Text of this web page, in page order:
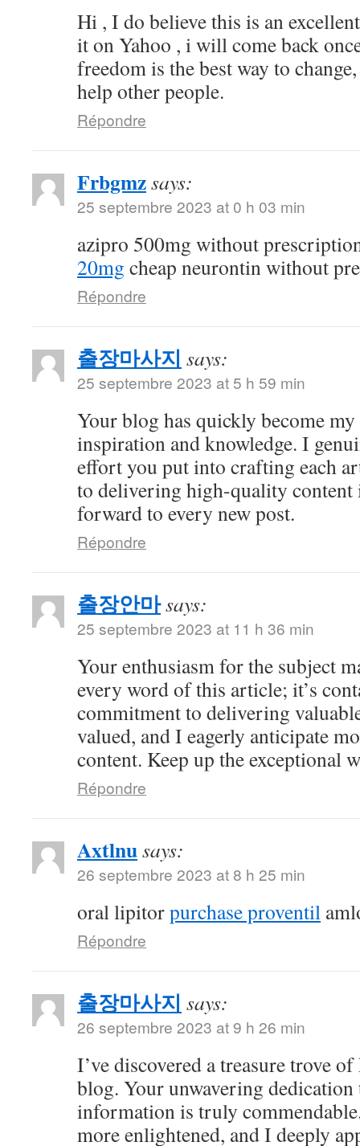
Hi , I do believe this is an
it on Yahoo , i will come back
freedom is the best way to
help other people.
Répondre
Frbgmzsays:
25 septembre 2023 at 0 h 03 min
azipro 500mg without
20mg cheap neurontin without
Répondre
출장마사지 says:
25 septembre 2023 at 5 h 59 min
Your blog has quickly become
inspiration and knowledge. I
effort you put into crafting each
to delivering high-quality content
forward to every new post.
Répondre
출장안마says:
25 septembre 2023 at 11 h 36 min
Your enthusiasm for the subject
every word of this article; it’s
commitment to delivering
valued, and I eagerly anticipate
content. Keep up the exceptional
Répondre
Axtlnusays:
26 septembre 2023 at 8 h 25 min
oral lipitorpurchase proventil
Répondre
출장마사지 says:
26 septembre 2023 at 9 h 26 min
I’ve discovered a treasure trove
blog. Your unwavering
information is truly
more enlightened, and I deeply